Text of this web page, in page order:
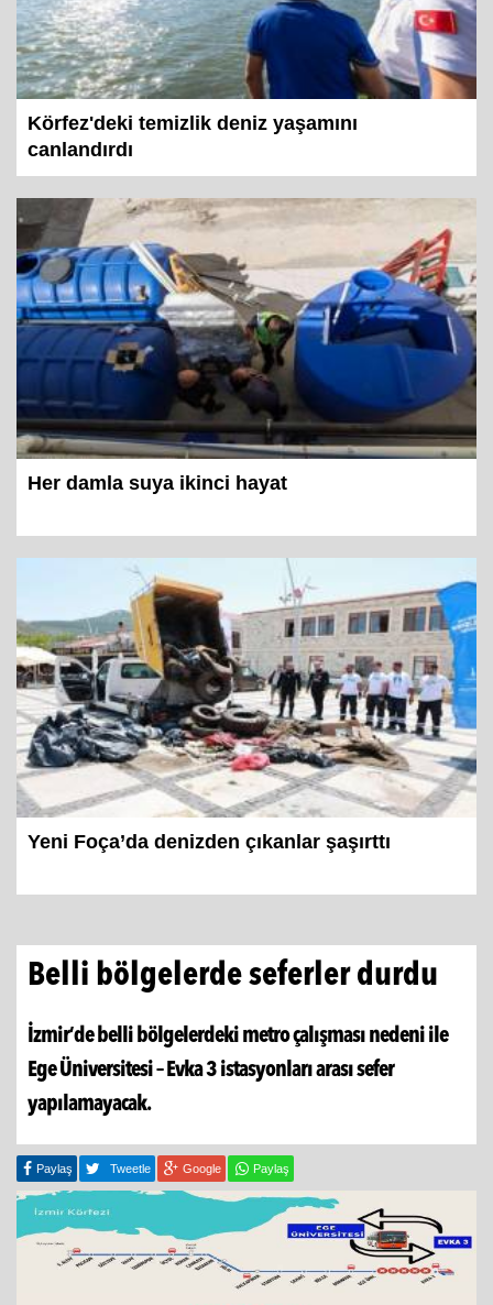
Körfez'deki temizlik deniz yaşamını
canlandırdı
Her damla suya ikinci hayat
Yeni Foça’da denizden çıkanlar şaşırttı
Belli bölgelerde seferler durdu
İzmir’de belli bölgelerdeki metro çalışması nedeni ile
Ege Üniversitesi – Evka 3 istasyonları arası sefer
yapılamayacak.
Paylaş Tweetle Google Paylaş